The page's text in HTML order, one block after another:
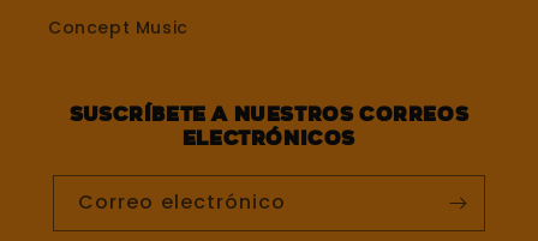
Concept Music
Suscríbete a nuestros correos
electrónicos
Correo electrónico